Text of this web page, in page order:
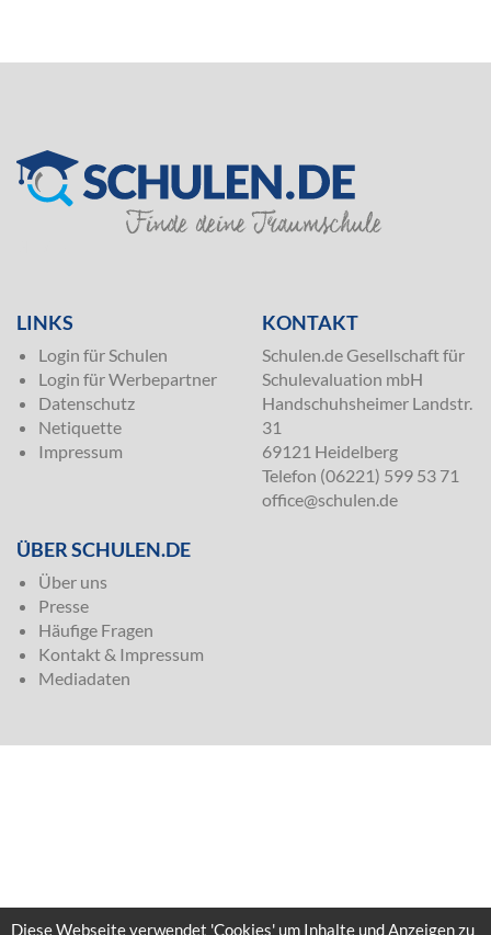
LINKS
Login für Schulen
Login für Werbepartner
Datenschutz
Netiquette
Impressum
KONTAKT
Schulen.de Gesellschaft für
Schulevaluation mbH
Handschuhsheimer Landstr.
31
69121 Heidelberg
Telefon (06221) 599 53 71
office@schulen.de
ÜBER SCHULEN.DE
Über uns
Presse
Häufige Fragen
Kontakt & Impressum
Mediadaten
Diese Webseite verwendet 'Cookies' um Inhalte und Anzeigen zu